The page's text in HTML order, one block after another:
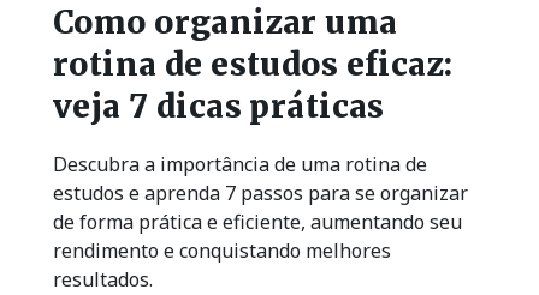
Como organizar uma
rotina de estudos eficaz:
veja 7 dicas práticas
Descubra a importância de uma rotina de
estudos e aprenda 7 passos para se organizar
de forma prática e eficiente, aumentando seu
rendimento e conquistando melhores
resultados.